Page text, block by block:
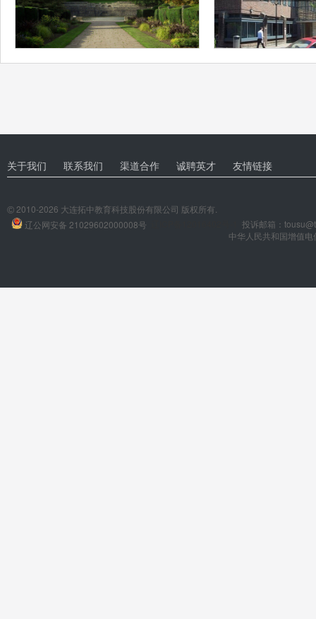
关于我们 联系我们 渠道合作 诚聘英才 友情链接
© 2010-2026 大连拓中教育科技股份有限公司 版权所有.
辽公网安备 21029602000008号
投诉邮箱：
中华人民共和国增值